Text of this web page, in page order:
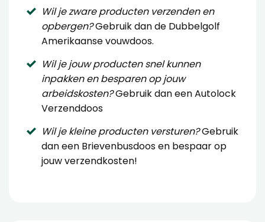
Wil je zware producten verzenden en
opbergen?Gebruik dan de Dubbelgolf
Amerikaanse vouwdoos.
Wil je jouw producten snel kunnen
inpakken en besparen op jouw
arbeidskosten?Gebruik dan eenAutolock
Verzenddoos
Wil je kleine producten versturen?Gebruik
dan een Brievenbusdoosen bespaar op
jouw verzendkosten!